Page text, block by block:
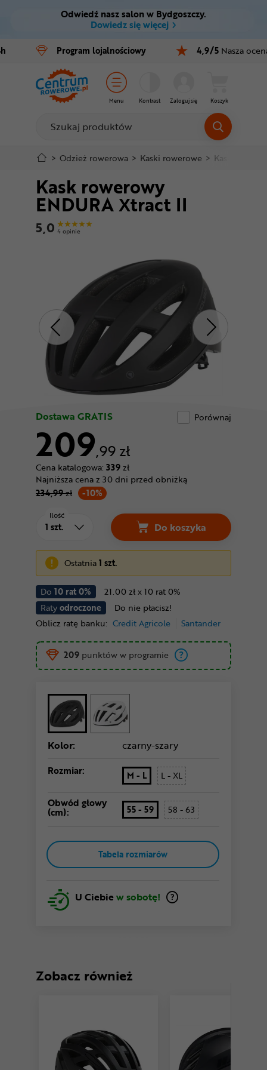
Ctrl M
Menu główne
Informacje o produkcie
Do koszyka
Szczegółowe informacje
Stopka
Mapa strony
Odwiedź nasz salon w Bydgoszczy.
Dowiedz się więcej
Program lojalnościowy 4,9/5 Nasza
Menu Kontrast Zaloguj się Koszyk
Rowery
E-bike
Części
Akcesoria
Odzież
Kaski
Buty
Nowości
Superoferta
> Odzież rowerowa > Kaski rowerowe > Kaski
Kask rowerowy
ENDURA Xtract II
5,0 4 opinie
Dostawa GRATIS Porównaj
209,99 zł
Cena katalogowa: 339zł
-10%
Najniższa cena z 30 dni przed obniżką
234,99zł
Do 10 rat 0%
21.00 zł x 10 rat 0%
Ratyodroczone
Do nie płacisz!
Oblicz ratę banku: Credit Agricole Santander
Ilość
Do koszyka
Ostatnia1 szt.
209 punktów w programie
Kolor: czarny-szary
Rozmiar: M - L L - XL
Obwód głowy
(cm): 55 - 59 58 - 63
Tabela rozmiarów
U Ciebiew sobotę!
Zobacz również